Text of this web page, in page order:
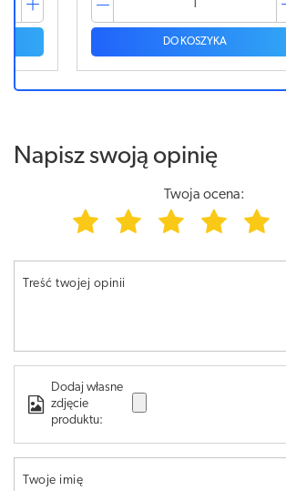
DO KOSZYKA
Napisz swoją opinię
Twoja ocena:
Treść twojej opinii
Dodaj własne
zdjęcie
produktu:
Twoje imię